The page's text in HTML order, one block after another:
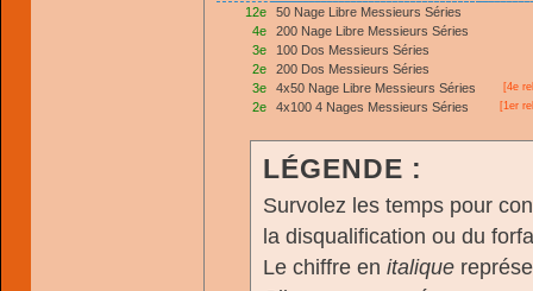
12e
50 Nage Libre Messieurs Séries
4e
200 Nage Libre Messieurs Séries
3e
100 Dos Messieurs Séries
2e
200 Dos Messieurs Séries
3e
4x50 Nage Libre Messieurs Séries [4e
2e 4x100 4 Nages Messieurs Séries [1er
LÉGENDE :
Survolez les temps pour
la disqualification ou du
Le chiffre en italique